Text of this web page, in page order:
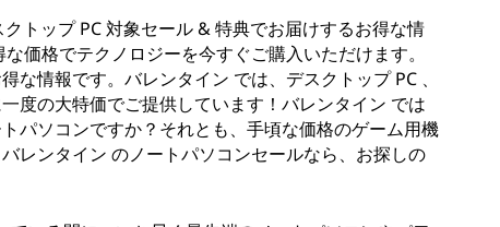
トップ PC 対象セール & 特典でお届けするお得な情
価格でテクノロジーを今すぐご購入いただけます。
情報です。バレンタイン では、デスクトップ PC 、
度の大特価でご提供しています！バレンタイン では
パソコンですか？それとも、手頃な価格のゲーム用機
レンタイン のノートパソコンセールなら、お探しの